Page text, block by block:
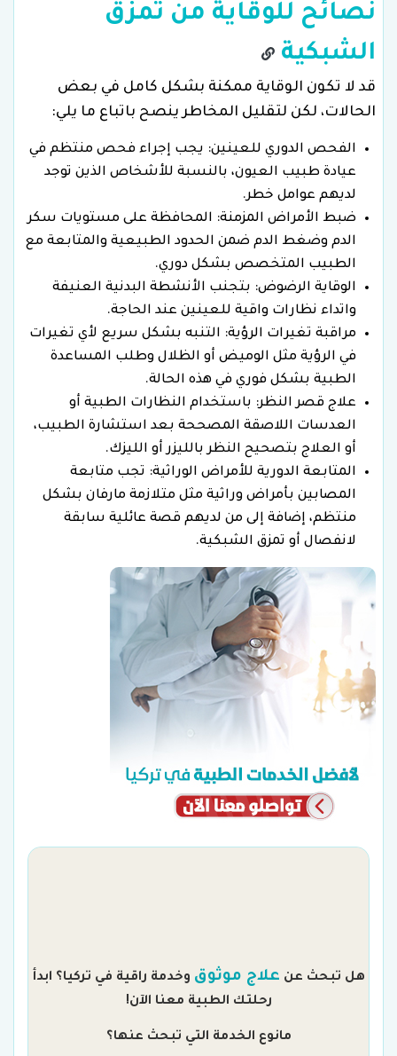
نصائح للوقاية من تمزق
الشبكية
قد لا تكون الوقاية ممكنة بشكل كامل في بعض
الحالات، لكن لتقليل المخاطر ينصح باتباع ما يلي:
الفحص الدوري للعينين: يجب إجراء فحص منتظم في
عيادة طبيب العيون، بالنسبة للأشخاص الذين توجد
لديهم عوامل خطر.
ضبط الأمراض المزمنة: المحافظة على مستويات سكر
الدم وضغط الدم ضمن الحدود الطبيعية والمتابعة مع
الطبيب المتخصص بشكل دوري.
الوقاية الرضوض: بتجنب الأنشطة البدنية العنيفة
واتداء نظارات واقية للعينين عند الحاجة.
مراقبة تغيرات الرؤية: التنبه بشكل سريع لأي تغيرات
في الرؤية مثل الوميض أو الظلال وطلب المساعدة
الطبية بشكل فوري في هذه الحالة.
علاج قصر النظر: باستخدام النظارات الطبية أو
العدسات اللاصقة المصححة بعد استشارة الطبيب،
أو العلاج بتصحيح النظر بالليزر أو الليزك.
المتابعة الدورية للأمراض الوراثية: تجب متابعة
المصابين بأمراض وراثية مثل متلازمة مارفان بشكل
منتظم، إضافة إلى من لديهم قصة عائلية سابقة
لانفصال أو تمزق الشبكية.
هل تبحث عن علاج موثوق وخدمة راقية في تركيا؟ ابدأ
رحلتك الطبية معنا الآن!
مانوع الخدمة التي تبحث عنها؟